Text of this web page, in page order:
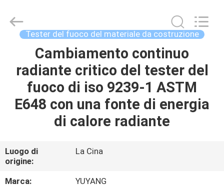
CASA
PRODOTTI
MOSTRA
CIRCA
NOI
YUYANG
INSTRUMENT
Tester del fuoco del materiale da costruzione
Cambiamento continuo
radiante critico del tester del
fuoco di iso 9239-1 ASTM
E648 con una fonte di energia
di calore radiante
Luogo di
origine:
La Cina
Marca:
YUYANG